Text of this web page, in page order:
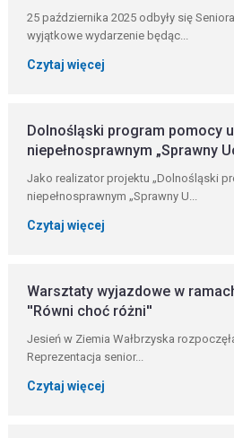
25 października 2025 odbyły się
wyjątkowe wydarzenie będąc...
Czytaj więcej
Dolnośląski program pomocy
niepełnosprawnym „Sprawny
Jako realizator projektu „Dolnośląski
niepełnosprawnym „Sprawny U...
Czytaj więcej
Warsztaty wyjazdowe w
''Równi choć różni''
Jesień w Ziemia Wałbrzyska
Reprezentacja senior...
Czytaj więcej